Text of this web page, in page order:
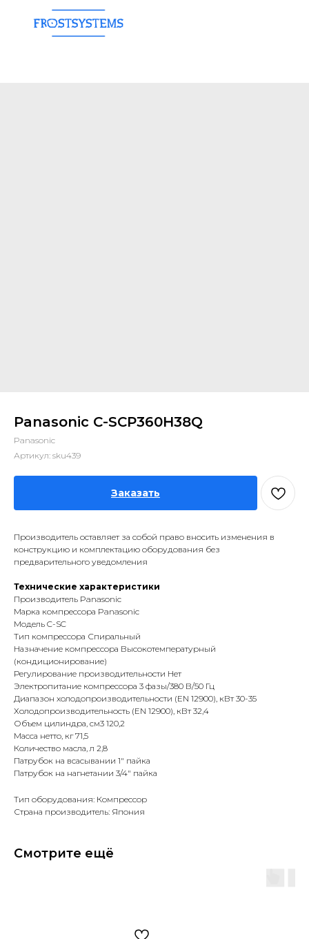
Panasonic C-SCP360H38Q
Panasonic
Артикул: sku439
Заказать
Производитель оставляет за собой право вносить изменения в
конструкцию и комплектацию оборудования без
предварительного уведомления
Технические характеристики
Производитель Panasonic
Марка компрессора Panasonic
Модель C-SC
Тип компрессора Спиральный
Назначение компрессора Высокотемпературный
(кондиционирование)
Регулирование производительности Нет
Электропитание компрессора 3 фазы/380 В/50 Гц
Диапазон холодопроизводительности (EN 12900), кВт 30-35
Холодопроизводительность (EN 12900), кВт 32,4
Объем цилиндра, см3 120,2
Масса нетто, кг 71,5
Количество масла, л 2,8
Патрубок на всасывании 1" пайка
Патрубок на нагнетании 3/4" пайка
Тип оборудования: Компрессор
Страна производитель: Япония
Смотрите ещё